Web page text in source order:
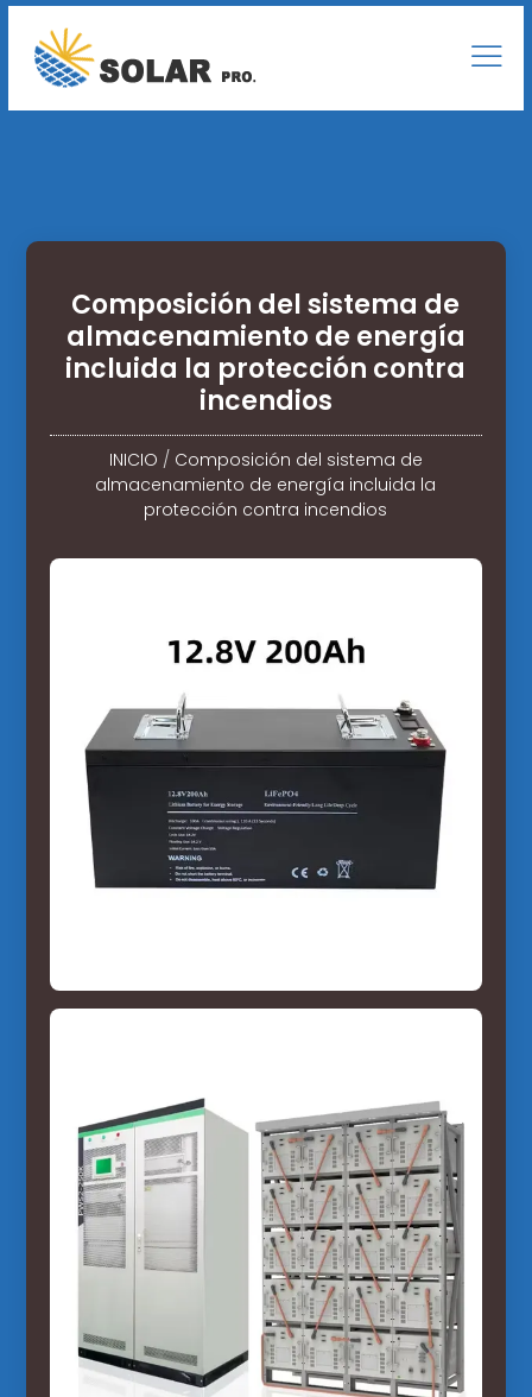
Composición del sistema de
almacenamiento de energía
incluida la protección contra
incendios
INICIO / Composición del sistema de
almacenamiento de energía incluida la
protección contra incendios